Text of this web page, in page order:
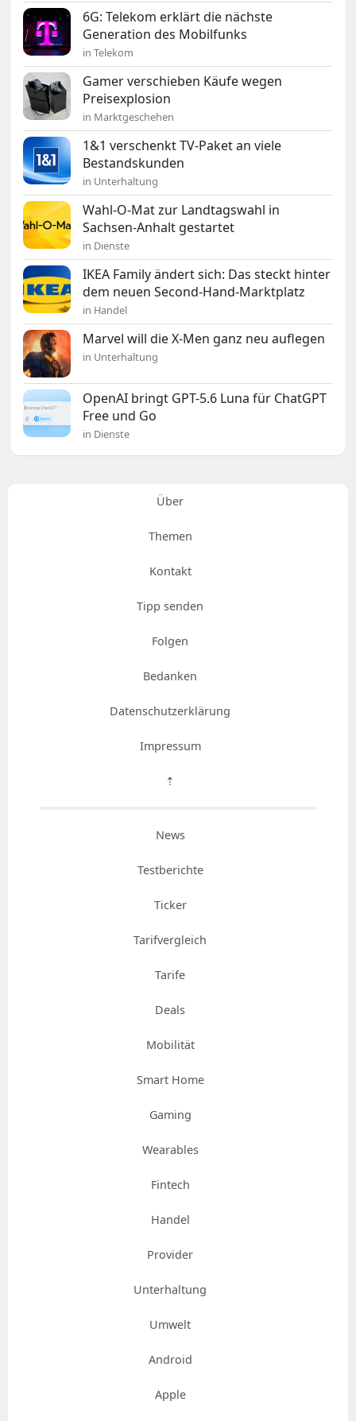
6G: Telekom erklärt die nächste
Generation des Mobilfunks
in Telekom
Gamer verschieben Käufe wegen
Preisexplosion
in Marktgeschehen
1&1 verschenkt TV-Paket an viele
Bestandskunden
in Unterhaltung
Wahl-O-Mat zur Landtagswahl in
Sachsen-Anhalt gestartet
in Dienste
IKEA Family ändert sich: Das steckt hinter
dem neuen Second-Hand-Marktplatz
in Handel
Marvel will die X-Men ganz neu auflegen
in Unterhaltung
OpenAI bringt GPT-5.6 Luna für ChatGPT
Free und Go
in Dienste
Über
Themen
Kontakt
Tipp senden
Folgen
Bedanken
Datenschutzerklärung
Impressum
⇡
News
Testberichte
Ticker
Tarifvergleich
Tarife
Deals
Mobilität
Smart Home
Gaming
Wearables
Fintech
Handel
Provider
Unterhaltung
Umwelt
Android
Apple